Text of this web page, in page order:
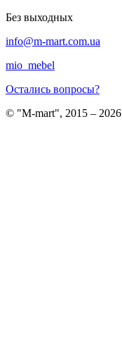
Без выходных
info@m-mart.com.ua
mio_mebel
Остались вопросы?
© "M-mart", 2015 – 2026